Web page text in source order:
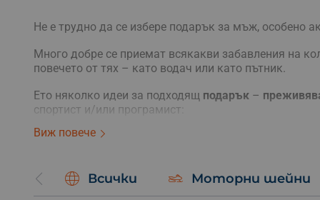
Не е трудно да се избере подарък за мъж, особено
Много добре се приемат всякакви забавления на
повечето от тях – като водач или като пътник.
Ето няколко идеи за подходящ подарък –
спортист и/или програмист:
Електрически мотор под наем, каране на АТВ,
Ако търсиш подарък за рожден ден на любимия
Виж повече
Всички Моторни шейни